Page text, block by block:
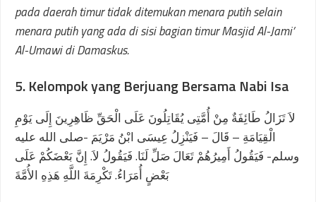
pada daerah timur tidak ditemukan menara putih selain
menara putih yang ada di sisi bagian timur Masjid Al-Jami’
Al-Umawi di Damaskus.
5. Kelompok yang Berjuang Bersama Nabi Isa
لاَ تَزَالُ طَائِفَةٌ مِنْ أُمَّتِى يُقَاتِلُونَ عَلَى الْحَقِّ ظَاهِرِينَ إِلَى يَوْمِ
الْقِيَامَةِ – قَالَ – فَيَنْزِلُ عِيسَى ابْنُ مَرْيَمَ -صلى الله عليه
وسلم- فَيَقُولُ أَمِيرُهُمْ تَعَالَ صَلِّ لَنَا. فَيَقُولُ لاَ. إِنَّ بَعْضَكُمْ عَلَى
بَعْضٍ أُمَرَاءُ. تَكْرِمَةَ اللَّهِ هَذِهِ الأُمَّةَ